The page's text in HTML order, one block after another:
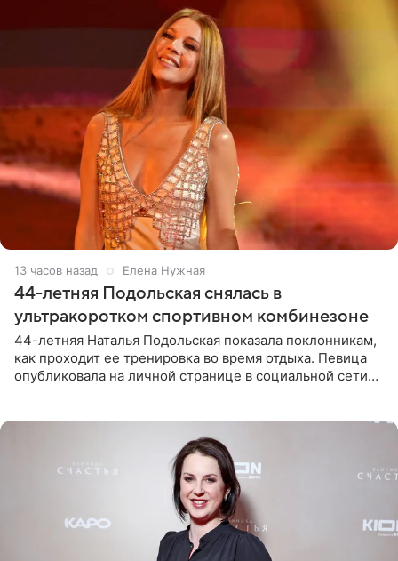
13 часов назад Елена Нужная
44-летняя Подольская снялась в
ультракоротком спортивном комбинезоне
44-летняя Наталья Подольская показала поклонникам,
как проходит ее тренировка во время отдыха. Певица
опубликовала на личной странице в социальной сети